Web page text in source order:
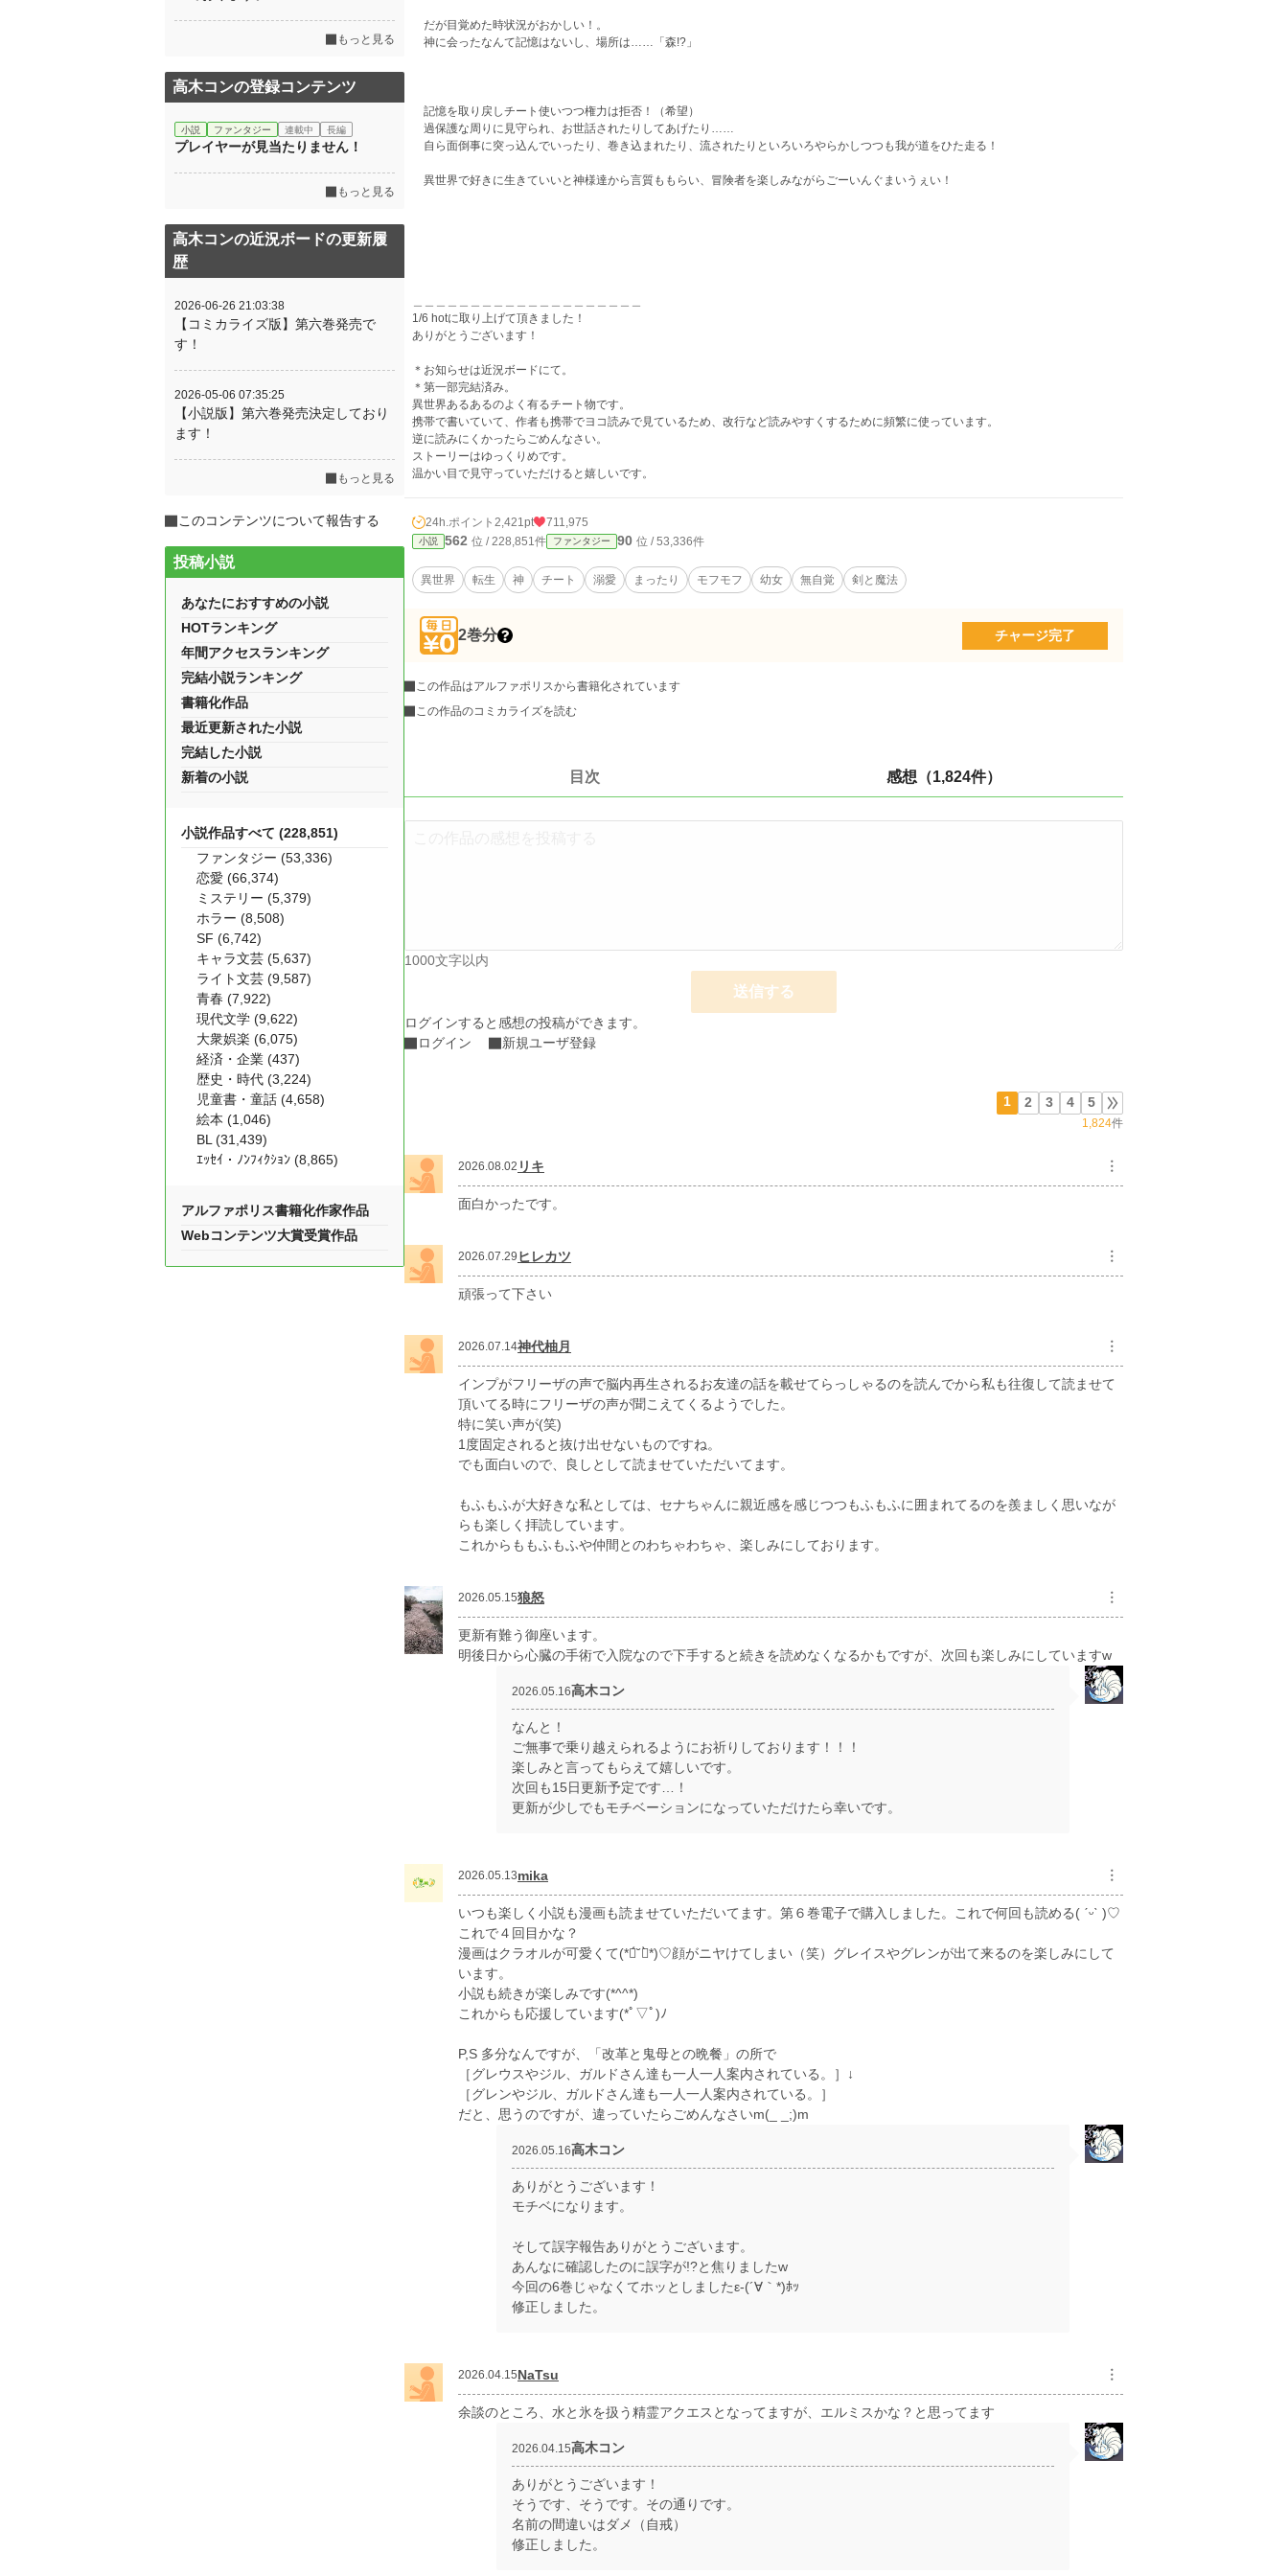
だが目覚めた時状況がおかしい！。
神に会ったなんて記憶はないし、場所は……「森!?」
記憶を取り戻しチート使いつつ権力は拒否！（希望）
過保護な周りに見守られ、お世話されたりしてあげたり……
自ら面倒事に突っ込んでいったり、巻き込まれたり、流されたりといろいろやらかしつつも我が道をひた走る！
異世界で好きに生きていいと神様達から言質ももらい、冒険者を楽しみながらごーいんぐまいうぇい！
1/6 hotに取り上げて頂きました！
ありがとうございます！
＊お知らせは近況ボードにて。
＊第一部完結済み。
異世界あるあるのよく有るチート物です。
携帯で書いていて、作者も携帯でヨコ読みで見ているため、改行など読みやすくするために頻繁に使っています。
逆に読みにくかったらごめんなさい。
ストーリーはゆっくりめです。
温かい目で見守っていただけると嬉しいです。
24h.ポイント 2,421pt 711,975
小説 562 位 / 228,851件 ファンタジー 90 位 / 53,336件
異世界 転生 神 チート 溺愛 まったり モフモフ 幼女 無自覚 剣と魔法
2巻分 チャージ完了
この作品はアルファポリスから書籍化されています
この作品のコミカライズを読む
目次 感想（1,824件）
1000文字以内
送信する
ログインすると感想の投稿ができます。
ログイン
新規ユーザ登録
1 2 3 4 5
1,824件
2026.08.02 リキ ︙
面白かったです。
2026.07.29 ヒレカツ ︙
頑張って下さい
2026.07.14神代柚月 ︙
インプがフリーザの声で脳内再生されるお友達の話を載せてらっしゃるのを読んでから私も往復して読ませて
頂いてる時にフリーザの声が聞こえてくるようでした。
特に笑い声が(笑)
1度固定されると抜け出せないものですね。
でも面白いので、良しとして読ませていただいてます。
もふもふが大好きな私としては、セナちゃんに親近感を感じつつもふもふに囲まれてるのを羨ましく思いなが
らも楽しく拝読しています。
これからももふもふや仲間とのわちゃわちゃ、楽しみにしております。
2026.05.15狼怒 ︙
更新有難う御座います。
明後日から心臓の手術で入院なので下手すると続きを読めなくなるかもですが、次回も楽しみにしていますw
2026.05.16高木コン
なんと！
ご無事で乗り越えられるようにお祈りしております！！！
楽しみと言ってもらえて嬉しいです。
次回も15日更新予定です…！
更新が少しでもモチベーションになっていただけたら幸いです。
2026.05.13mika ︙
いつも楽しく小説も漫画も読ませていただいてます。第６巻電子で購入しました。これで何回も読める( ˊᵕˋ )♡
これで４回目かな？
漫画はクラオルが可愛くて(*ฅ́˘ฅ̀*)♡顔がニヤけてしまい（笑）グレイスやグレンが出て来るのを楽しみにして
います。
小説も続きが楽しみです(*^^*)
これからも応援しています(*ﾟ▽ﾟ)ﾉ
P,S 多分なんですが、「改革と鬼母との晩餐」の所で
［グレウスやジル、ガルドさん達も一人一人案内されている。］↓
［グレンやジル、ガルドさん達も一人一人案内されている。］
だと、思うのですが、違っていたらごめんなさいm(_ _;)m
2026.05.16高木コン
ありがとうございます！
モチベになります。
そして誤字報告ありがとうございます。
あんなに確認したのに誤字が!?と焦りましたw
今回の6巻じゃなくてホッとしましたε-(´∀｀*)ﾎｯ
修正しました。
2026.04.15NaTsu ︙
余談のところ、水と氷を扱う精霊アクエスとなってますが、エルミスかな？と思ってます
2026.04.15高木コン
ありがとうございます！
そうです、そうです。その通りです。
名前の間違いはダメ（自戒）
修正しました。
もっと見る
高木コンの登録コンテンツ
小説 ファンタジー 連載中 長編
プレイヤーが見当たりません！
もっと見る
高木コンの近況ボードの更新履
歴
2026-06-26 21:03:38
【コミカライズ版】第六巻発売で
す！
2026-05-06 07:35:25
【小説版】第六巻発売決定しており
ます！
もっと見る
このコンテンツについて報告する
投稿小説
あなたにおすすめの小説
HOTランキング
年間アクセスランキング
完結小説ランキング
書籍化作品
最近更新された小説
完結した小説
新着の小説
小説作品すべて (228,851)
ファンタジー (53,336)
恋愛 (66,374)
ミステリー (5,379)
ホラー (8,508)
SF (6,742)
キャラ文芸 (5,637)
ライト文芸 (9,587)
青春 (7,922)
現代文学 (9,622)
大衆娯楽 (6,075)
経済・企業 (437)
歴史・時代 (3,224)
児童書・童話 (4,658)
絵本 (1,046)
BL (31,439)
ｴｯｾｲ・ﾉﾝﾌｨｸｼｮﾝ (8,865)
アルファポリス書籍化作家作品
Webコンテンツ大賞受賞作品